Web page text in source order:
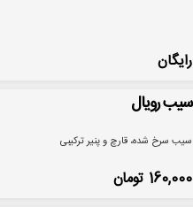
رایگان
سیب رویال
سیب سرخ شده، قارچ و پنیر ترکیبی
160,000 تومان